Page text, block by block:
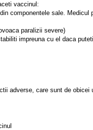
vaccinul:
componentele sale. Medicul
paralizii severe)
impreuna cu el daca
adverse, care sunt de obicei